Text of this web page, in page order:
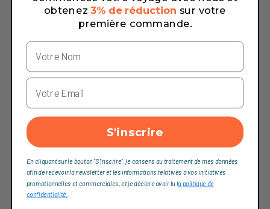
repasser.
obtenez 3% de réduction sur votre
première commande.
S'inscrire
En cliquant sur le bouton "S'inscrire", je consens au traitement de mes données
afin de recevoir la newsletter et les informations relatives à vos initiatives
promotionnelles et commerciales, et je déclare avoir lu la politique de
confidentialité,